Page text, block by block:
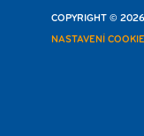
COPYRIGHT ©
NASTAVENÍ